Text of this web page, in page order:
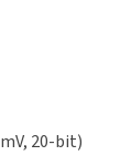
20-bit)